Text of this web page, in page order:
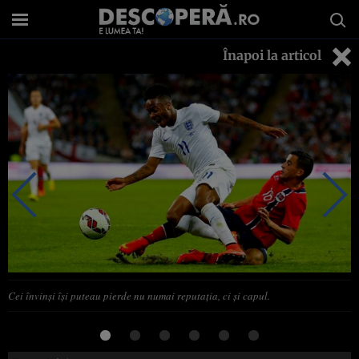
Înapoi la articol
Cei învinşi îşi puteau pierde nu numai reputaţia, ci şi capul.